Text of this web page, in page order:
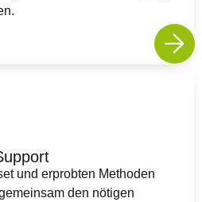
und erprobten Methoden
den nötigen